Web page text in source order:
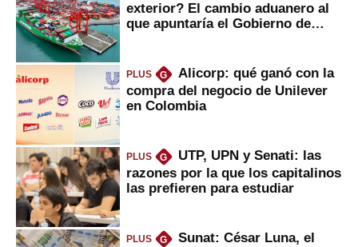
exterior? El cambio aduanero al
que apuntaría el Gobierno de
PLUS G
Alicorp: qué ganó con la
compra del negocio de Unilever
en Colombia
PLUS G
UTP, UPN y Senati: las
razones por la que los capitalinos
las prefieren para estudiar
PLUS G
Sunat: César Luna, el